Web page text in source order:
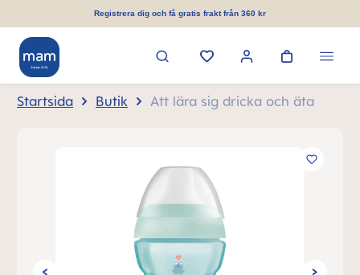
Registrera dig och få gratis frakt från 360 kr
Startsida Butik Att lära sig dricka och äta